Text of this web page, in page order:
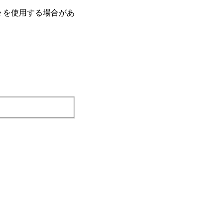
使⽤する場合があ